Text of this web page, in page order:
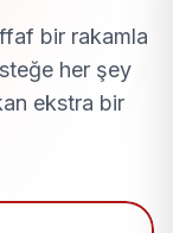
bir rakamla
her şey
ekstra bir